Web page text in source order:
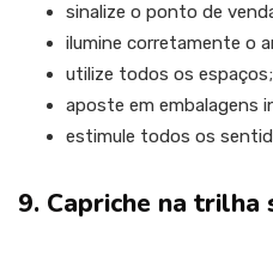
sinalize o ponto de
ilumine corretamente o
utilize todos os espaços;
aposte em embalagens
estimule todos os
9. Capriche na trilha